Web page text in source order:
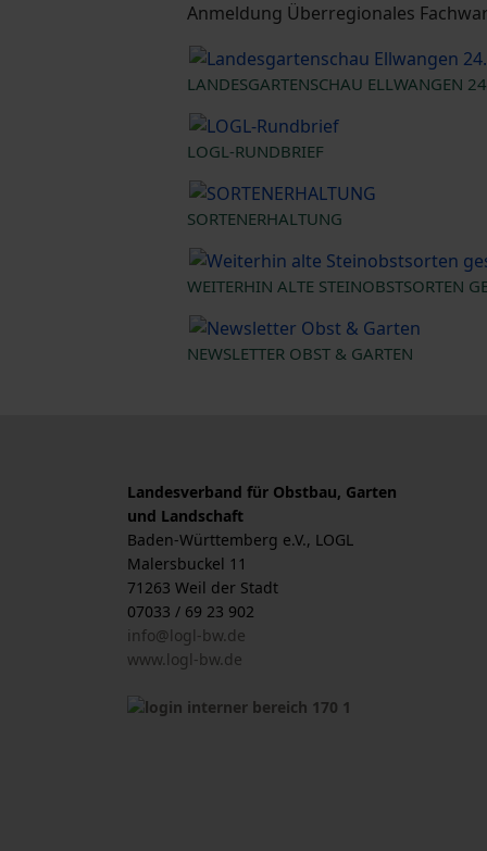
Anmeldung Überregionales
LANDESGARTENSCHAU ELLWANGEN
LOGL-RUNDBRIEF
SORTENERHALTUNG
WEITERHIN ALTE STEINOBSTSORTEN
NEWSLETTER OBST & GARTEN
Landesverband für Obstbau, Garten
und Landschaft
Baden-Württemberg e.V., LOGL
Malersbuckel 11
71263 Weil der Stadt
07033 / 69 23 902
info@logl-bw.de
www.logl-bw.de